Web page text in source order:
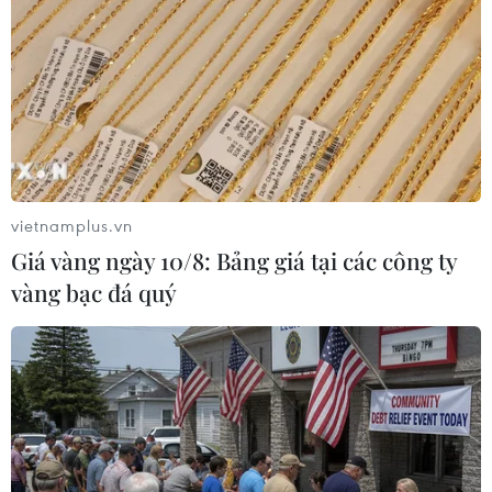
Vụ ám sát chuyên gia hạt nhân: Iran tăng
cường bảo vệ nhà khoa học
29/11/2020 22:51
Tổng thống Iran Hassan Rouhani ngày 29/11 đã ban
hành sắc lệnh về các biện pháp an ninh cần thiết để
ngăn chặn những vụ tấn công nhằm vào các nhà khoa
vietnamplus.vn
Giá vàng ngày 10/8: Bảng giá tại các công ty
vàng bạc đá quý